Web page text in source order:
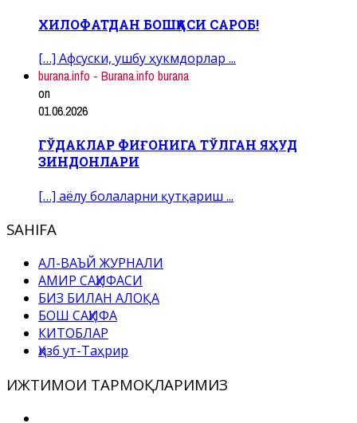
ХИЛОФАТДАН БОШҚАСИ САРОБ!
[…] Афсуски, ушбу ҳукмдорлар ...
burana.info - Burana.info burana
on
01.06.2026
ГЎДАКЛАР ФИҒОНИГА ТЎЛГАН ЯҲУД
ЗИНДОНЛАРИ
[…] аёлу болаларни қутқариш ...
SAHIFA
АЛ-ВАЪЙ ЖУРНАЛИ
АМИР САҲИФАСИ
БИЗ БИЛАН АЛОҚА
БОШ САҲИФА
КИТОБЛАР
Ҳизб ут-Таҳрир
ИЖТИМОИ ТАРМОҚЛАРИМИЗ